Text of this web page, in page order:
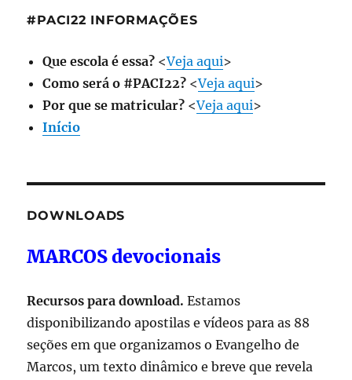
#PACI22 INFORMAÇÕES
Que escola é essa? <Veja aqui>
Como será o #PACI22? <Veja aqui>
Por que se matricular? <Veja aqui>
Início
DOWNLOADS
MARCOS devocionais
Recursos para download. Estamos
disponibilizando apostilas e vídeos para as 88
seções em que organizamos o Evangelho de
Marcos, um texto dinâmico e breve que revela